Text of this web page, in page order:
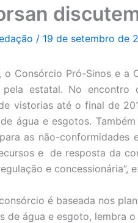
/ 19 de setembro de
o Consórcio Pró-Sinos e
estatal. No encontro
vistorias até o final de
água e esgotos.
as não-conformidades
e de resposta da
e
é baseada nos
de água e esgoto, lembra